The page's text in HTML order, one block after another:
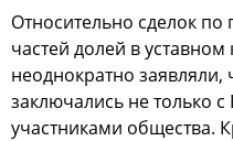
Относительно сделок
частей долей в уставном
неоднократно заявляли,
заключались не только
участниками общества.